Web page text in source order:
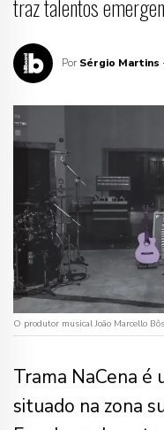
traz talentos
Por Sérgio Martins
O produtor musical João Marcello
Trama NaCena é
situado na zona